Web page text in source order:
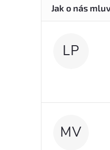
LP
MV